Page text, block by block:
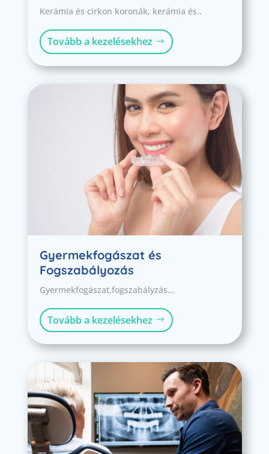
Kerámia és cirkon koronák, kerámia és..
Tovább a kezelésekhez
Gyermekfogászat és
Fogszabályozás
Gyermekfogászat,fogszabályzás…
Tovább a kezelésekhez